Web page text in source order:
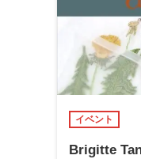
イベント
Brigitte